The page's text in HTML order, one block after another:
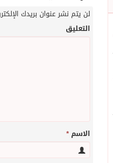
لن يتم نشر عنوان بريدك
التعليق
الاسم*